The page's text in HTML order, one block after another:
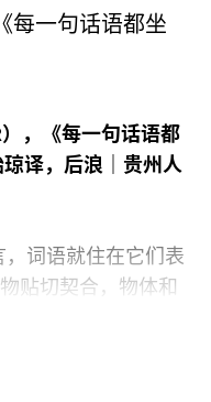
给人的观感就越清
个以研究型项目为
，这也是为什么策
统美学、地质转
史及未来四个角度
每一句话语都坐
，《每一句话语都
译，后浪｜贵州人
，词语就住在它们表
贴切契合，物体和
言了这不是一个轻